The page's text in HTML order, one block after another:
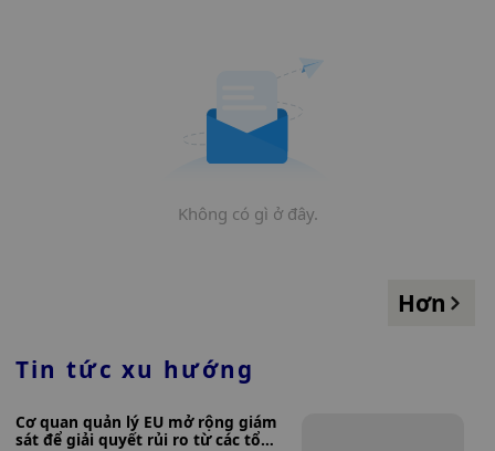
Không có gì ở đây.
Hơn
Tin tức xu hướng
Cơ quan quản lý EU mở rộng giám
sát để giải quyết rủi ro từ các tổ